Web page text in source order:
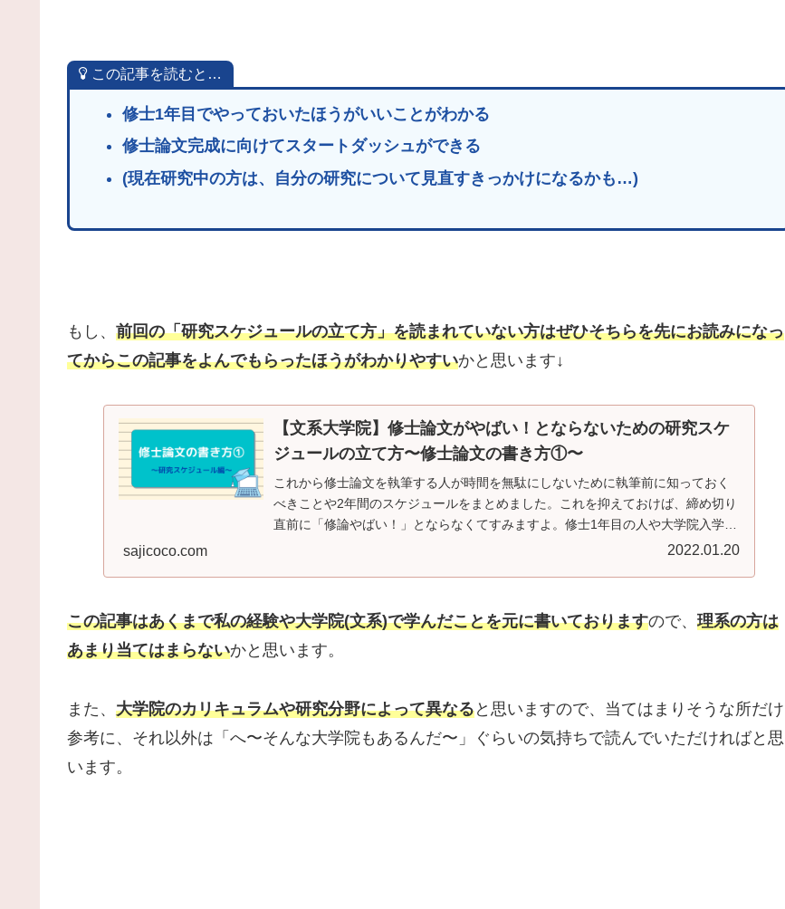
この記事を読むと…
修士1年目でやっておいたほうがいいことがわかる
修士論文完成に向けてスタートダッシュができる
(現在研究中の方は、自分の研究について見直すきっかけになるかも…)
もし、 前回の「研究スケジュールの立て方」を読まれていない方はぜひそちらを先にお読みになっ
てからこの記事をよんでもらったほうがわかりやすいかと思います↓
【文系大学院】修士論文がやばい！とならないための研究スケ
ジュールの立て方〜修士論文の書き方①〜
これから修士論文を執筆する人が時間を無駄にしないために執筆前に知っておく
べきことや2年間のスケジュールをまとめました。これを抑えておけば、締め切り
直前に「修論やばい！」とならなくてすみますよ。修士1年目の人や大学院入学予
sajicoco.com 2022.01.20
この記事はあくまで私の経験や大学院(文系)で学んだことを元に書いておりますので、 理系の方は
あまり当てはまらないかと思います。
また、 大学院のカリキュラムや研究分野によって異なると思いますので、当てはまりそうな所だけ
参考に、それ以外は「へ〜そんな大学院もあるんだ〜」ぐらいの気持ちで読んでいただければと思
います。